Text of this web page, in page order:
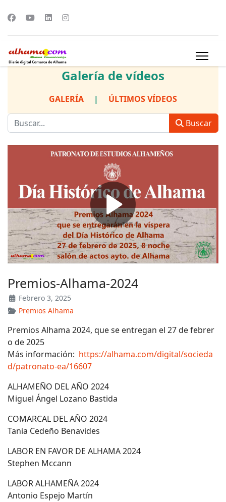
Galería de vídeos
GALERÍA | ÚLTIMOS VÍDEOS
Buscar
Premios-Alhama-2024
Febrero 3, 2025
Premios Alhama
Premios Alhama 2024, que se entregan el 27 de febrer
o de 2025
Más información: https://alhama.com/digital/socieda
d/patronato-ea/16607
ALHAMEÑO DEL AÑO 2024
Miguel Ángel Lozano Bastida
COMARCAL DEL AÑO 2024
Tania Cedeño Benavides
LABOR EN FAVOR DE ALHAMA 2024
Stephen Mccann
LABOR ALHAMEÑA 2024
Antonio Espejo Martín